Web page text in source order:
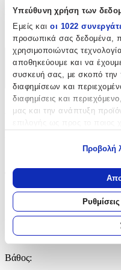
Υπεύθυνη χρήση των
Εμείς και οι 1022
προσωπικά σας δεδομένα,
χρησιμοποιώντας
αποθηκεύουμε και να
συσκευή σας, με σκοπό την
διαφημίσεων και
διαφημίσεις και
μας και την ανάπτυξη
Να συλλέξουμε
σας τοποθεσία, οι
απόσταση μερικών
Να αναγνωρίσουμε
για συγκεκριμένα
Μάθετε περισσότερα
προσωπικών σας δεδομένων
στην
Προβολή
Συρτάρια:
2
Χαρακτηριστικά
Χαρακτηριστικά
Τύπος
Χρώμα Βασικό:
Λευκό
Βάθος: